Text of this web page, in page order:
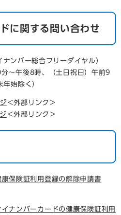
に関する問い合わせ
バー総合フリーダイヤル）
～午後8時、（土日祝日）午前9
始除く）
＜外部リンク＞
＜外部リンク＞
保険証利用登録の解除申請書
イナンバーカードの健康保険証利用